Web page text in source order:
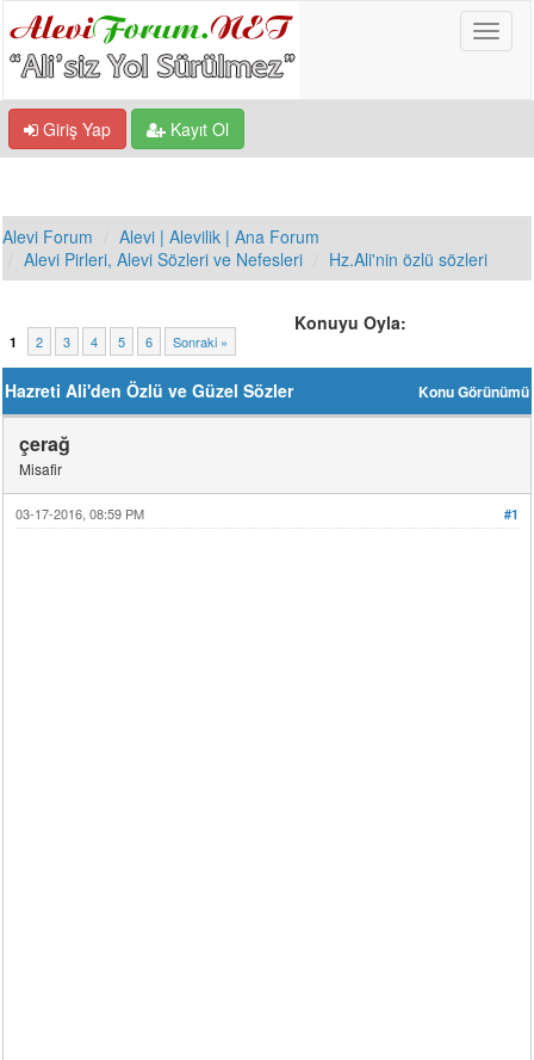
Giriş Yap Kayıt Ol
Alevi Forum
Alevi | Alevilik | Ana Forum
Alevi Pirleri, Alevi Sözleri ve Nefesleri
Hz.Ali'nin özlü sözleri
1 2 3 4 5 6 Sonraki »
Konuyu Oyla:
Konu Görünümü
Hazreti Ali'den Özlü ve Güzel Sözler
çerağ
Misafir
#1
03-17-2016, 08:59 PM